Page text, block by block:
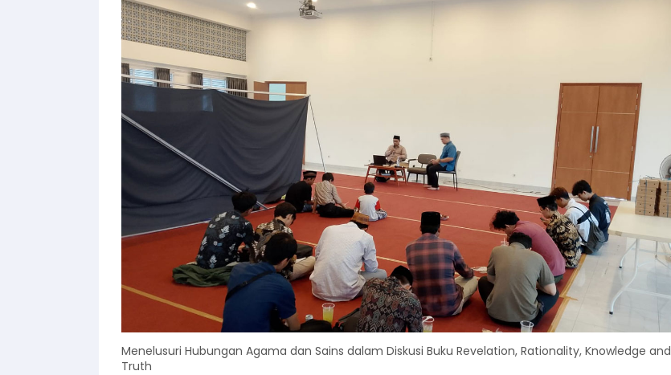
Menelusuri Hubungan Agama dan Sains dalam Diskusi Buku Revelation, Rationality, Knowledge and
Truth